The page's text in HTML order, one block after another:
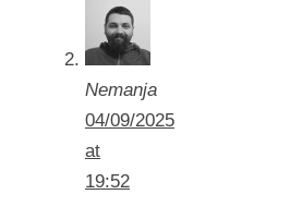
Nemanja
04/09/2025
at
19:52